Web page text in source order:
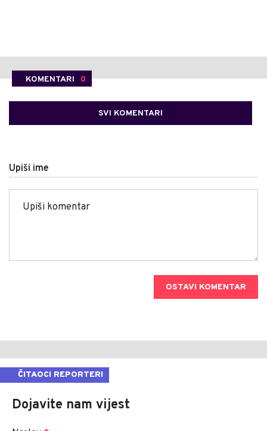
KOMENTARI 0
SVI KOMENTARI
Upiši ime
OSTAVI KOMENTAR
ČITAOCI REPORTERI
Dojavite nam vijest